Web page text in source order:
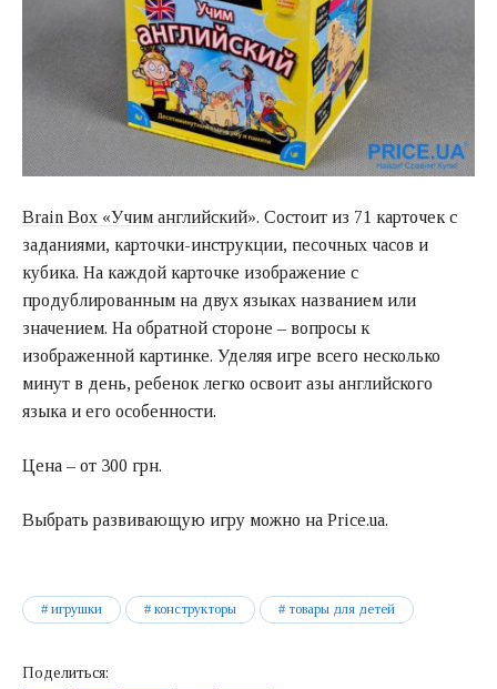
Brain Box «Учим английский». Состоит из 71 карточек с
заданиями, карточки-инструкции, песочных часов и
кубика. На каждой карточке изображение с
продублированным на двух языках названием или
значением. На обратной стороне – вопросы к
изображенной картинке. Уделяя игре всего несколько
минут в день, ребенок легко освоит азы английского
языка и его особенности.
Цена – от 300 грн.
Выбрать развивающую игру можно на Price.ua.
игрушки конструкторы товары для детей
Поделиться: